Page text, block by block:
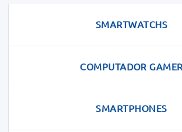
SMARTWATCHS
COMPUTADOR GAMER
SMARTPHONES